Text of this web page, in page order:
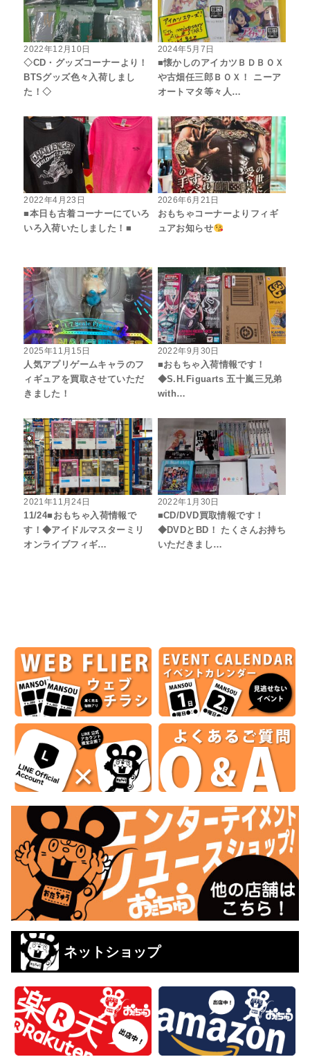
2022年12月10日
◇CD・グッズコーナーより！
BTSグッズ色々入荷しまし
た！◇
2024年5月7日
■懐かしのアイカツＢＤＢＯＸ
や古畑任三郎ＢＯＸ！ ニーア
オートマタ等々人…
2022年4月23日
■本日も古着コーナーにていろ
いろ入荷いたしました！■
2026年6月21日
おもちゃコーナーよりフィギ
ュアお知らせ
2025年11月15日
人気アプリゲームキャラのフ
ィギュアを買取させていただ
きました！
2022年9月30日
■おもちゃ入荷情報です！
◆S.H.Figuarts 五十嵐三兄弟
with…
2021年11月24日
11/24■おもちゃ入荷情報で
す！◆アイドルマスターミリ
オンライブフィギ…
2022年1月30日
■CD/DVD買取情報です！
◆DVDとBD！ たくさんお持ち
いただきまし…
ネットショップ